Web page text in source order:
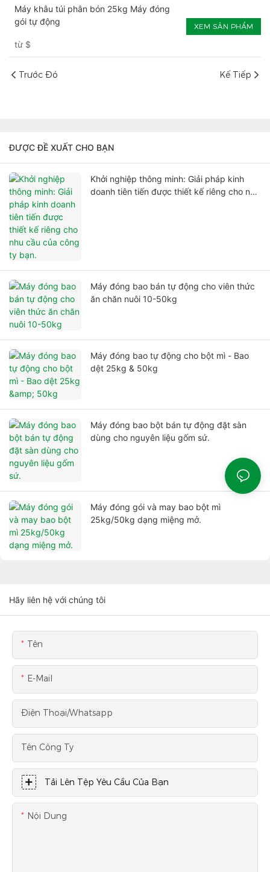
Máy khâu túi phân bón 25kg Máy đóng
gói tự động
từ $
XEM SẢN PHẨM
Trước Đó Kế Tiếp
ĐƯỢC ĐỀ XUẤT CHO BẠN
Khởi nghiệp thông minh: Giải pháp kinh
doanh tiên tiến được thiết kế riêng cho nhu
Máy đóng bao bán tự động cho viên thức
ăn chăn nuôi 10-50kg
Máy đóng bao tự động cho bột mì - Bao
dệt 25kg & 50kg
Máy đóng bao bột bán tự động đặt sàn
dùng cho nguyên liệu gốm sứ.
Máy đóng gói và may bao bột mì
25kg/50kg dạng miệng mở.
Hãy liên hệ với chúng tôi
Tên
E-Mail
Điện Thoại/Whatsapp
Tên Công Ty
Tải Lên Tệp Yêu Cầu Của Bạn
Nội Dung